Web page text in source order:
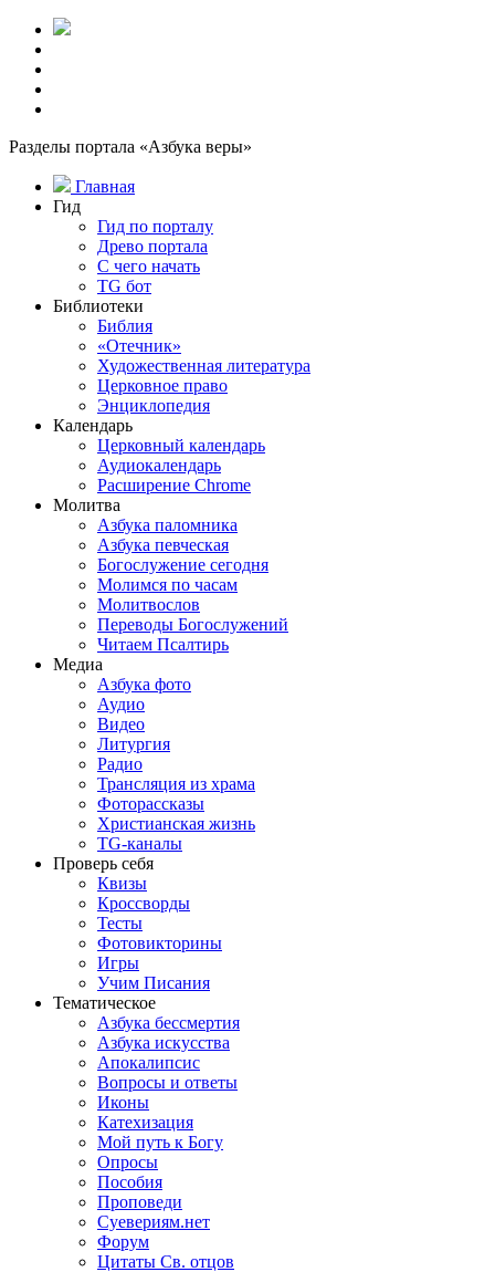
Разделы портала «Азбука веры»
Главная
Гид
Гид по порталу
Древо портала
С чего начать
TG бот
Библиотеки
Библия
«Отечник»
Художественная литература
Церковное право
Энциклопедия
Календарь
Церковный календарь
Аудиокалендарь
Расширение Chrome
Молитва
Азбука паломника
Азбука певческая
Богослужение сегодня
Молимся по часам
Молитвослов
Переводы Богослужений
Читаем Псалтирь
Медиа
Азбука фото
Аудио
Видео
Литургия
Радио
Трансляция из храма
Фоторассказы
Христианская жизнь
TG-каналы
Проверь себя
Квизы
Кроссворды
Тесты
Фотовикторины
Игры
Учим Писания
Тематическое
Азбука бессмертия
Азбука искусства
Апокалипсис
Вопросы и ответы
Иконы
Катехизация
Мой путь к Богу
Опросы
Пособия
Проповеди
Суевериям.нет
Форум
Цитаты Св. отцов